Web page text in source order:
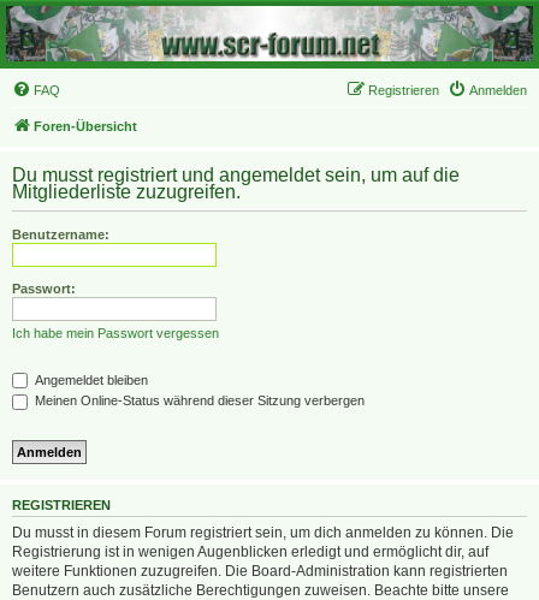
FAQ Anmelden
Registrieren
Foren-Übersicht
Du musst registriert und angemeldet sein, um auf die
Mitgliederliste zuzugreifen.
Benutzername:
Passwort:
Ich habe mein Passwort vergessen
Angemeldet bleiben
Meinen Online-Status während dieser Sitzung verbergen
REGISTRIEREN
Du musst in diesem Forum registriert sein, um dich anmelden zu können. Die
Registrierung ist in wenigen Augenblicken erledigt und ermöglicht dir, auf
weitere Funktionen zuzugreifen. Die Board-Administration kann registrierten
Benutzern auch zusätzliche Berechtigungen zuweisen. Beachte bitte unsere